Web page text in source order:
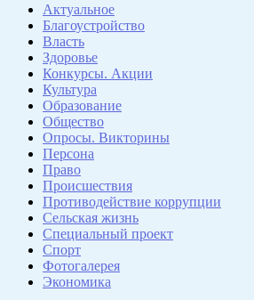
Актуальное
Благоустройство
Власть
Здоровье
Конкурсы. Акции
Культура
Образование
Общество
Опросы. Викторины
Персона
Право
Происшествия
Противодействие коррупции
Сельская жизнь
Специальный проект
Спорт
Фотогалерея
Экономика